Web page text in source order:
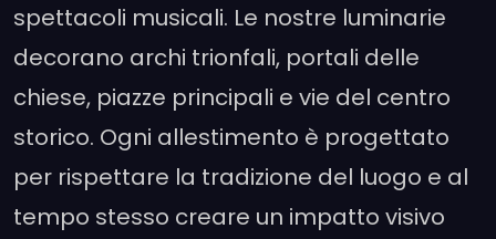
spettacoli musicali. Le nostre luminarie
decorano archi trionfali, portali delle
chiese, piazze principali e vie del centro
storico. Ogni allestimento è progettato
per rispettare la tradizione del luogo e al
tempo stesso creare un impatto visivo